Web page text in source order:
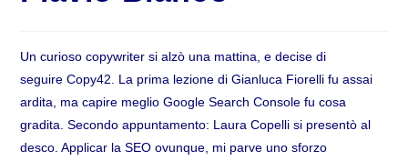
Un curioso copywriter si alzò una mattina, e decise di
seguire Copy42. La prima lezione di Gianluca Fiorelli fu assai
ardita, ma capire meglio Google Search Console fu cosa
gradita. Secondo appuntamento: Laura Copelli si presentò al
desco. Applicar la SEO ovunque, mi parve uno sforzo